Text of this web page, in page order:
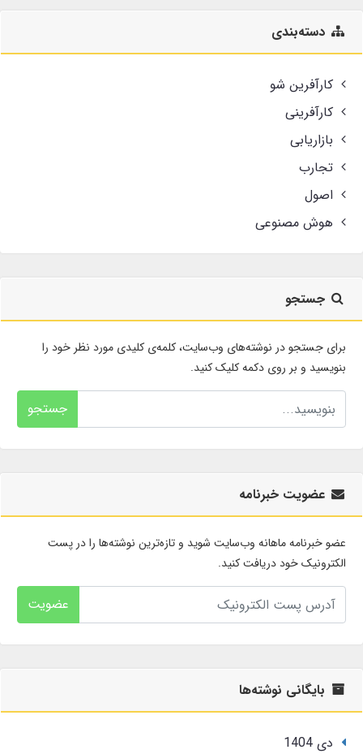
دسته‌بندی
کارآفرین شو
کارآفرینی
بازاریابی
تجارب
اصول
هوش مصنوعی
جستجو
برای جستجو در نوشته‌های وب‌سایت، کلمه‌ی کلیدی مورد نظر خود را
بنویسید و بر روی دکمه کلیک کنید.
جستجو
عضویت خبرنامه
عضو خبرنامه ماهانه وب‌سایت شوید و تازه‌ترین نوشته‌ها را در پست
الکترونیک خود دریافت کنید.
عضویت
بایگانی نوشته‌ها
دی 1404